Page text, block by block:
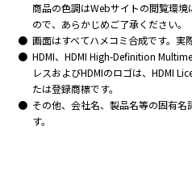
商品の色調はWebサイトの閲覧環
ので、あらかじめご了承ください。
画面はすべてハメコミ合成です。実
HDMI、HDMI High-Definition
レスおよびHDMIのロゴは、HDMI
たは登録商標です。
その他、会社名、製品名等の固有
す。